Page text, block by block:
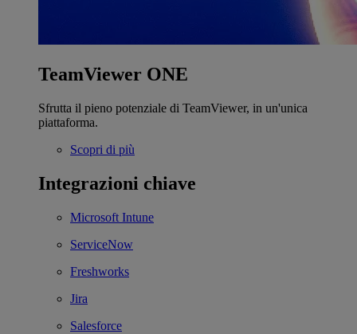
TeamViewer ONE
Sfrutta il pieno potenziale di TeamViewer, in un'unica
piattaforma.
Scopri di più
Integrazioni chiave
Microsoft Intune
ServiceNow
Freshworks
Jira
Salesforce